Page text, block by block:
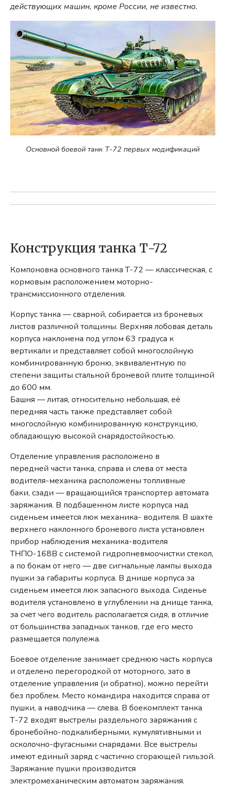
действующих машин, кроме России, не известно.
Основной боевой танк Т-72 первых модификаций
Конструкция танка Т-72
Компоновка основного танка Т-72 — классическая, с
кормовым расположением моторно-
трансмиссионного отделения.
Корпус танка — сварной, собирается из броневых
листов различной толщины. Верхняя лобовая деталь
корпуса наклонена под углом 63 градуса к
вертикали и представляет собой многослойную
комбинированную броню, эквивалентную по
степени защиты стальной броневой плите толщиной
до 600 мм.
Башня — литая, относительно небольшая, её
передняя часть также представляет собой
многослойную комбинированную конструкцию,
обладающую высокой снарядостойкостью.
Отделение управления расположено в
передней части танка, справа и слева от места
водителя-механика расположены топливные
баки, сзади — вращающийся транспортер автомата
заряжания. В подбашенном листе корпуса над
сиденьем имеется люк механика- водителя. В шахте
верхнего наклонного броневого листа установлен
прибор наблюдения механика-водителя
ТНПО-168В с системой гидропневмоочистки стекол,
а по бокам от него — две сигнальные лампы выхода
пушки за габариты корпуса. В днише корпуса за
сиденьем имеется люк запасного выхода. Сиденье
водителя установлено в углублении на днище танка,
за счет чего водитель располагается сидя, в отличие
от большинства западных танков, где его место
размещается полулежа.
Боевое отделение занимает среднюю часть корпуса
и отделено перегородкой от моторного, зато в
отделение управления (и обратно), можно перейти
без проблем. Место командира находится справа от
пушки, а наводчика — слева. В боекомплект танка
Т-72 входят выстрелы раздельного заряжания с
бронебойно-подкалиберными, кумулятивными и
осколочно-фугасными снарядами. Все выстрелы
имеют единый заряд с частично сгорающей гильзой.
Заряжание пушки производится
электромеханическим автоматом заряжания.